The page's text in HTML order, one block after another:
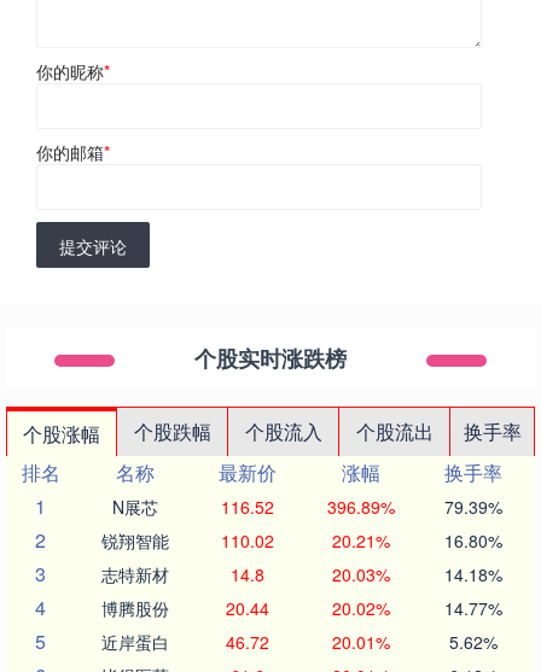
你的昵称*
你的邮箱*
提交评论
个股实时涨跌榜
个股涨幅 个股跌幅 个股流入 个股流出
换手率
排名
名称 最新价 涨幅
换手率
1
N展芯 116.52 396.89% 79.39%
2 锐翔智能 110.02 20.21% 16.80%
3 志特新材 14.8 20.03% 14.18%
4 博腾股份 20.44 20.02% 14.77%
5 近岸蛋白 46.72 20.01% 5.62%